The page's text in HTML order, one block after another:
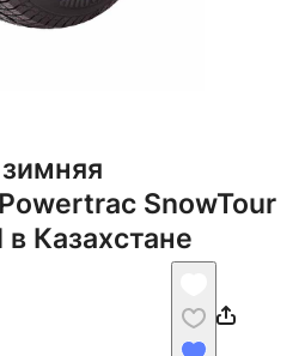
SnowTour
Казахстане